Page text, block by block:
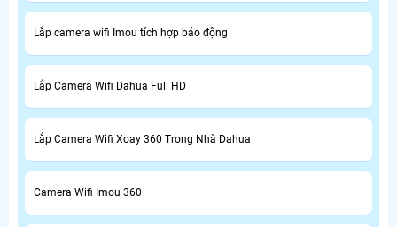
Lắp camera wifi Imou tích hợp báo động
Lắp Camera Wifi Dahua Full HD
Lắp Camera Wifi Xoay 360 Trong Nhà Dahua
Camera Wifi Imou 360